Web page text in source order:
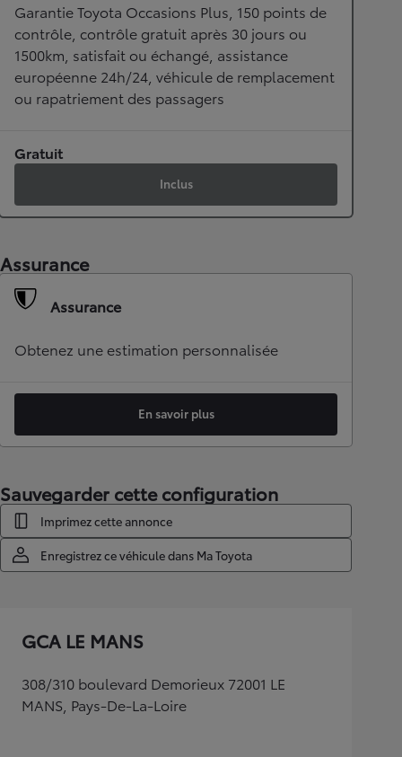
Garantie Toyota Occasions Plus, 150 points de
contrôle, contrôle gratuit après 30 jours ou
1500km, satisfait ou échangé, assistance
européenne 24h/24, véhicule de remplacement
ou rapatriement des passagers
Gratuit
Inclus
Assurance
Assurance
Obtenez une estimation personnalisée
En savoir plus
Sauvegarder cette configuration
Imprimez cette annonce
Enregistrez ce véhicule dans Ma Toyota
GCA LE MANS
308/310 boulevard Demorieux 72001 LE
MANS, Pays-De-La-Loire